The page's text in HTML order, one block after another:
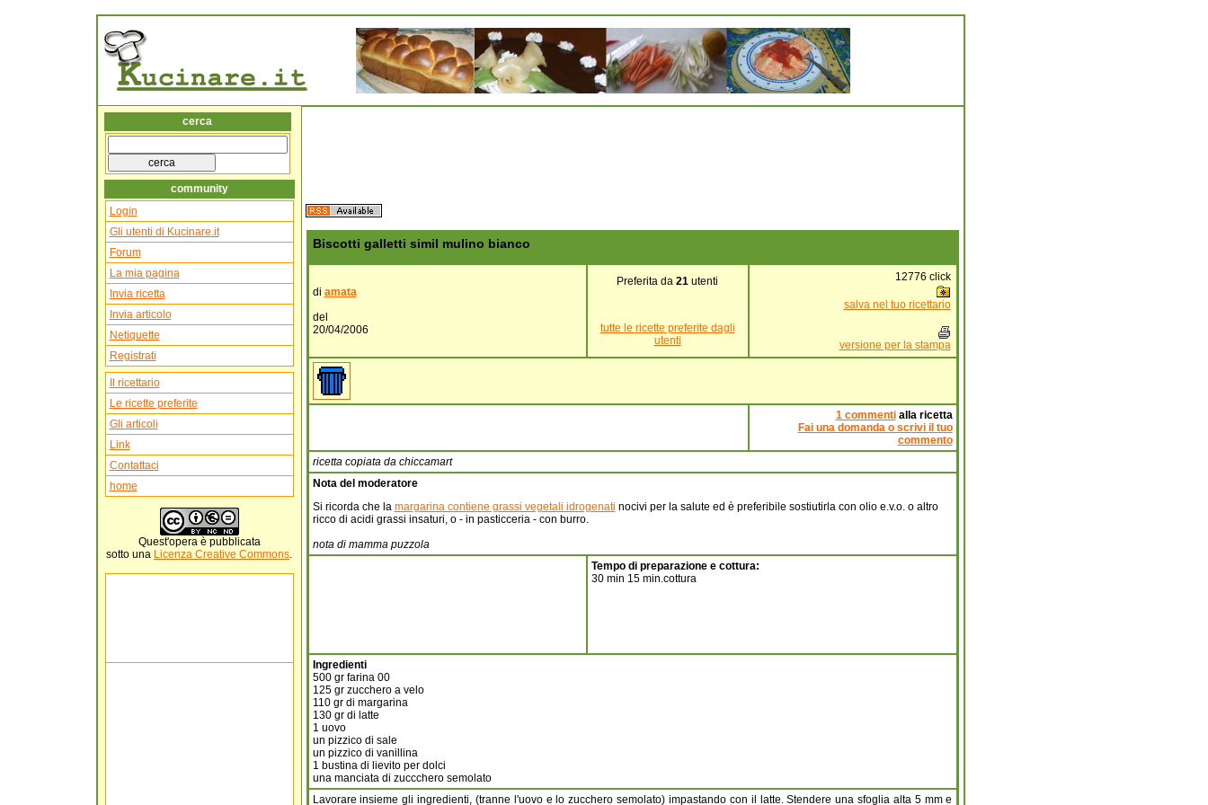
cerca
community
Login
Gli utenti di Kucinare.it
Forum
La mia pagina
Invia ricetta
Invia articolo
Netiquette
Registrati
Il ricettario
Le ricette preferite
Gli articoli
Link
Contattaci
home
Quest'operaè pubblicata
sotto una Licenza Creative Commons.
Biscotti galletti simil mulino bianco
di amata
del
20/04/2006
Preferita da 21 utenti
tutte le ricette preferite dagli
utenti
12776 click
salva nel tuo ricettario
versione per la stampa
1 commentialla ricetta
Fai una domanda o scrivi il tuo
commento
ricetta copiata da chiccamart
Nota del moderatore
Si ricorda che la margarina contiene grassi vegetali idrogenati nocivi per la salute ed è preferibile sostiutirla con olio e.v.o. o altro
ricco di acidi grassi insaturi, o - in pasticceria - con burro.
nota di mamma puzzola
Tempo di preparazione e cottura:
30 min 15 min.cottura
Ingredienti
500 gr farina 00
125 gr zucchero a velo
110 gr di margarina
130 gr di latte
1 uovo
un pizzico di sale
un pizzico di vanillina
1 bustina di lievito per dolci
una manciata di zuccchero semolato
Lavorare insieme gli ingredienti, (tranne l'uovo e lo zucchero semolato) impastando con il latte. Stendere una sfoglia alta 5 mm e